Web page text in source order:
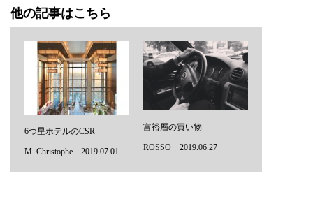
他の記事はこちら
6つ星ホテルのCSR
M. Christophe 2019.07.01
富裕層の買い物
ROSSO 2019.06.27